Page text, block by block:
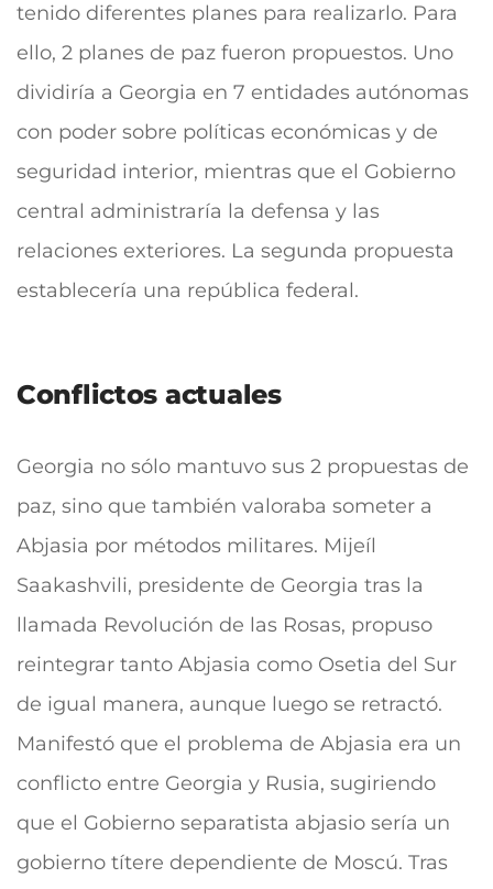
tenido diferentes planes para realizarlo. Para
ello, 2 planes de paz fueron propuestos. Uno
dividiría a Georgia en 7 entidades autónomas
con poder sobre políticas económicas y de
seguridad interior, mientras que el Gobierno
central administraría la defensa y las
relaciones exteriores. La segunda propuesta
establecería una república federal.
Conflictos actuales
Georgia no sólo mantuvo sus 2 propuestas de
paz, sino que también valoraba someter a
Abjasia por métodos militares. Mijeíl
Saakashvili, presidente de Georgia tras la
llamada Revolución de las Rosas, propuso
reintegrar tanto Abjasia como Osetia del Sur
de igual manera, aunque luego se retractó.
Manifestó que el problema de Abjasia era un
conflicto entre Georgia y Rusia, sugiriendo
que el Gobierno separatista abjasio sería un
gobierno títere dependiente de Moscú. Tras